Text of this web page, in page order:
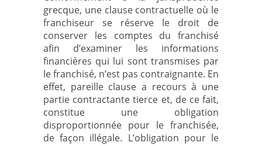
grecque, une clause contractuelle où le
franchiseur se réserve le droit de
conserver les comptes du franchisé
afin d’examiner les informations
financières qui lui sont transmises par
le franchisé, n’est pas contraignante. En
effet, pareille clause a recours à une
partie contractante tierce et, de ce fait,
constitue une obligation
disproportionnée pour le franchisée,
de façon illégale. L’obligation pour le